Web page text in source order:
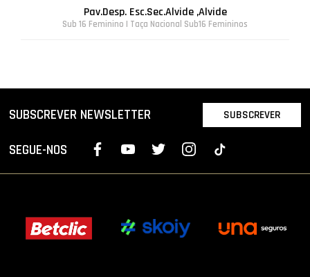
Pav.Desp. Esc.Sec.Alvide ,Alvide
Sub 16 Feminino | Taça Nacional Sub16 Femininos
SUBSCREVER NEWSLETTER SUBSCREVER
SEGUE-NOS